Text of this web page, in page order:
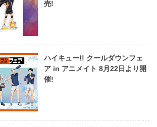
売!
ハイキュー!! クールダウンフェ
ア in アニメイト 8月22日より開
催!